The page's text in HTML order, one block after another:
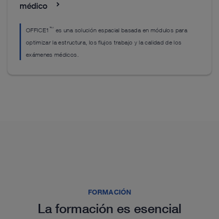
catálogo
médico
OFFICE1™ es una solución espacial basada en módulos para
optimizar la estructura, los flujos trabajo y la calidad de los
exámenes médicos.
FORMACIÓN
La formación es esencial